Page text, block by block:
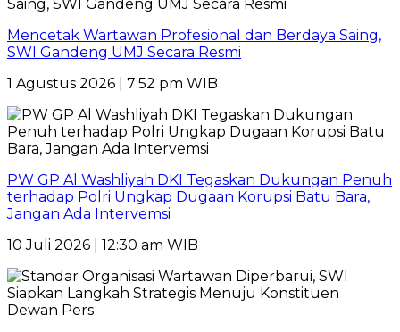
Mencetak Wartawan Profesional dan Berdaya Saing,
SWI Gandeng UMJ Secara Resmi
1 Agustus 2026 | 7:52 pm WIB
PW GP Al Washliyah DKI Tegaskan Dukungan Penuh
terhadap Polri Ungkap Dugaan Korupsi Batu Bara,
Jangan Ada Intervemsi
10 Juli 2026 | 12:30 am WIB